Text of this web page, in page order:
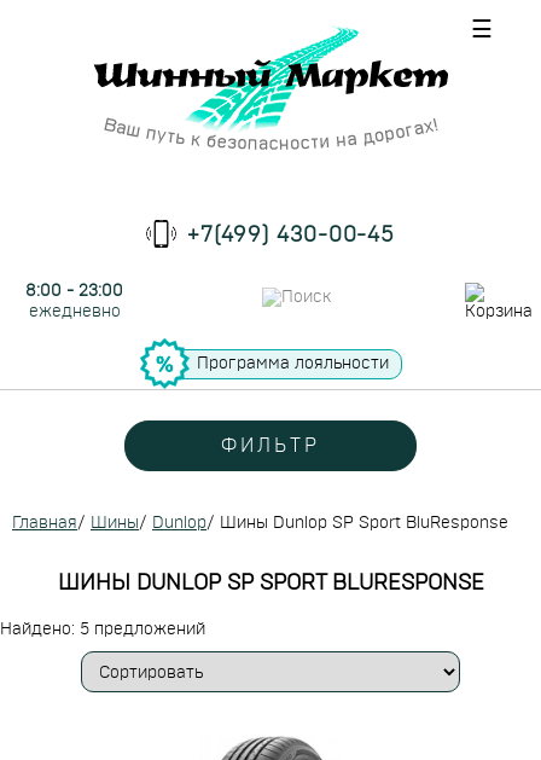
☰
+7(499) 430-00-45
8:00 - 23:00
ежедневно
Программа лояльности
ФИЛЬТР
Главная/ Шины/ Dunlop/ Шины Dunlop SP Sport BluResponse
ШИНЫ DUNLOP SP SPORT BLURESPONSE
Найдено: 5 предложений